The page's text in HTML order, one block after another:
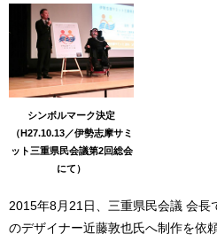
シンボルマーク決定
（H27.10.13／伊勢志摩サミ
ット三重県民会議第2回総会
にて）
2015年8月21日、三重県民会議 会長
のデザイナー近藤敦也氏へ制作を依